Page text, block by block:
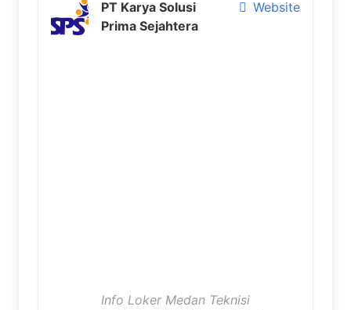
Website
PT Karya Solusi
Prima Sejahtera
Info Loker Medan Teknisi